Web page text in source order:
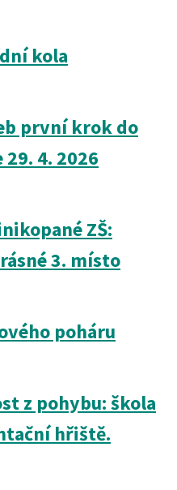
kola
první krok do
4. 2026
ZŠ:
3. místo
poháru
z pohybu: škola
hřiště.